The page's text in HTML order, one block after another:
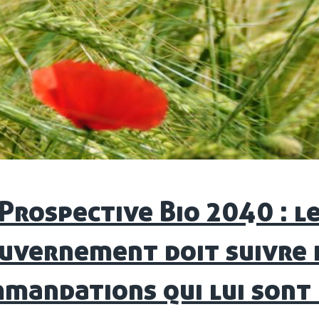
Bio 2040 :
doit suivre
qui lui